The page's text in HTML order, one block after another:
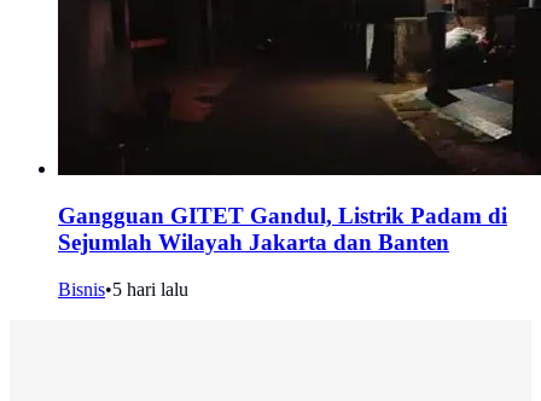
Gangguan GITET Gandul, Listrik Padam di
Sejumlah Wilayah Jakarta dan Banten
Bisnis•5 hari lalu